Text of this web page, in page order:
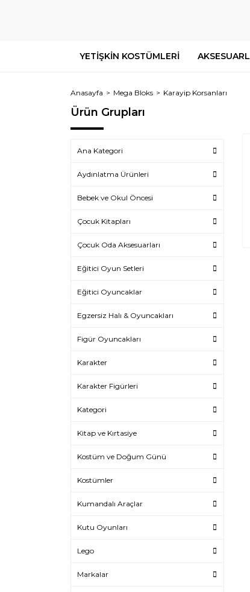
YETİŞKİN KOSTÜMLERİ
Anasayfa Mega Bloks Karayip Korsanları
Ürün Grupları
Ana Kategori
Aydınlatma Ürünleri
Bebek ve Okul Öncesi
Çocuk Kitapları
Çocuk Oda Aksesuarları
Eğitici Oyun Setleri
Eğitici Oyuncaklar
Egzersiz Halı & Oyuncakları
Figür Oyuncakları
Karakter
Karakter Figürleri
Kategori
Kitap ve Kırtasiye
Kostüm ve Doğum Günü
Kostümler
Kumandalı Araçlar
Kutu Oyunları
Lego
Markalar